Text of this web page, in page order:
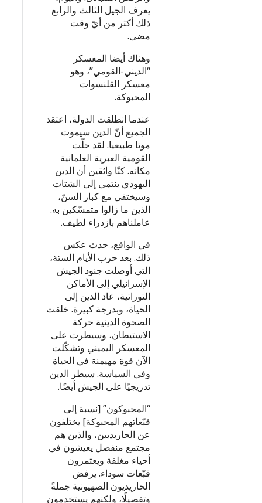
يعرف الجيل الثالث والرابع
ذلك أكثر من أيّ وقت
مضى.
وهناك أيضا المعسكر
“الديني-القومي”، وهو
معسكر القلنسوات
المحبوكة.
عندما انطلقت الدولة، اعتقد
الجميع أنّ الدين سيموت
موتا طبيعيا. لقد حلّت
القومية العبرية العلمانية
مكانه. كنّا واثقين أن الدين
اليهودي ينتمي إلى الشتات
وسيختفي مع كبار السنّ،
الذين ما زالوا متمسّكين به.
عاملناهم بازدراء لطيف.
في الواقع، حدث عكس
ذلك. بعد حرب الأيام الستة،
التي أوصلت جنود الجيش
الإسرائيلي إلى الأماكن
التوراتية، عاد الدين إلى
الحياة، وبدرجة كبيرة. خلقت
الصحوة الدينية حركة
الاستيطان، وسيطرت على
المعسكر اليميني وتشكّلت
الآن قوة مهيمنة في الحياة
وفي السياسة. سيطر الدين
تدريجيّا على الجيش أيضًا.
“المحبوكون” [نسبة إلى
قبّعاتهم المحبوكة] يختلفون
عن الحاريديين، والذين هم
مجتمع منفصل يعيشون في
أحياء مغلقة ويعتمرون
قبّعات سوداء. يرفض
الحاريديون الصهيونية جملةً
وتفصيلًا، ولكنهم يستخدمون